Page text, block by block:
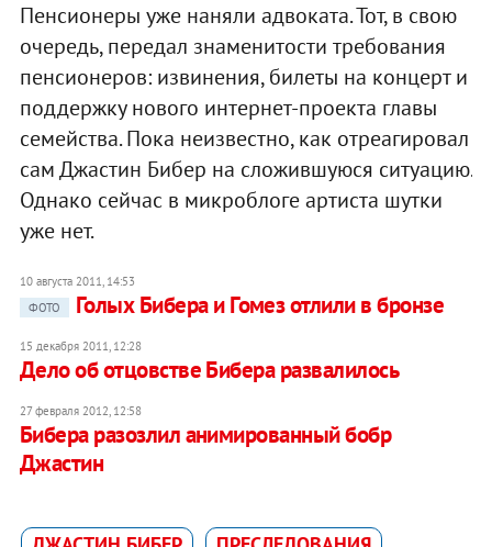
Пенсионеры уже наняли адвоката. Тот, в свою
очередь, передал знаменитости требования
пенсионеров: извинения, билеты на концерт и
поддержку нового интернет-проекта главы
семейства. Пока неизвестно, как отреагировал
сам Джастин Бибер на сложившуюся ситуацию.
Однако сейчас в микроблоге артиста шутки
уже нет.
10 августа 2011, 14:53
ФОТО
Голых Бибера и Гомез отлили в бронзе
15 декабря 2011, 12:28
Дело об отцовстве Бибера развалилось
27 февраля 2012, 12:58
Бибера разозлил анимированный бобр
Джастин